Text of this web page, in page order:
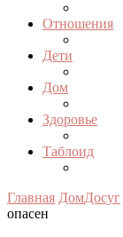
Отношения
Дети
Дом
Здоровье
Таблоид
Главная ДомДосуг
опасен